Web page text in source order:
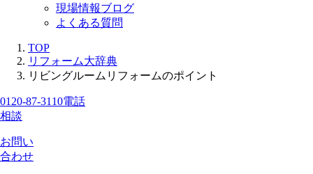
現場情報ブログ
よくある質問
TOP
リフォーム大辞典
リビングルームリフォームのポイント
0120-87-3110電話
相談
お問い
合わせ